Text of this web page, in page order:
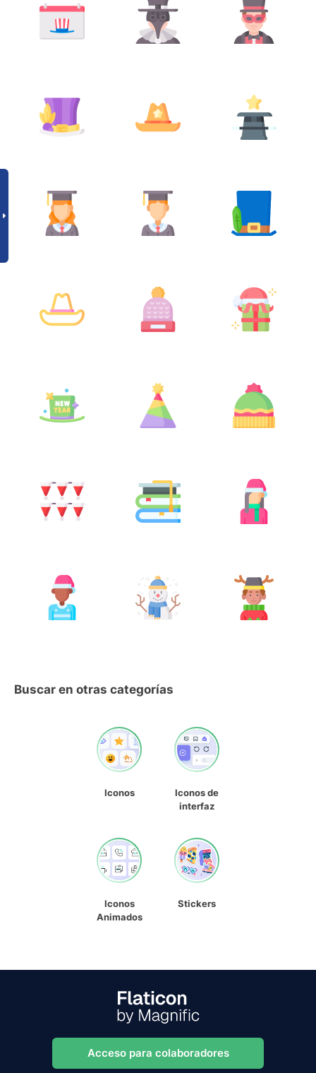
Buscar en otras categorías
Iconos
Iconos de
interfaz
Iconos
Animados
Stickers
Acceso para colaboradores